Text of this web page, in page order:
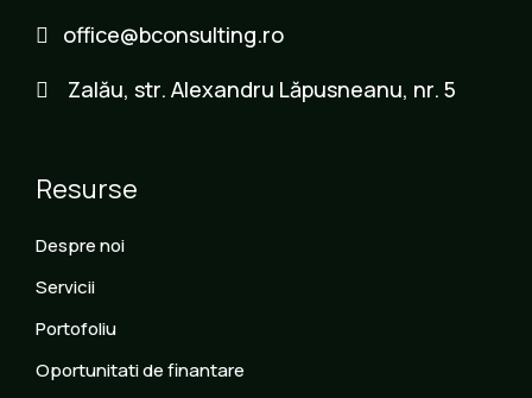
office@bconsulting.ro
Zalău, str. Alexandru Lăpusneanu, nr. 5
Resurse
Despre noi
Servicii
Portofoliu
Oportunitati de finantare